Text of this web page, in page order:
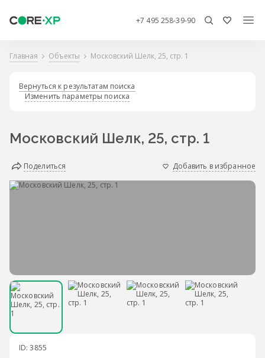
+7 495 258-39-90
Главная Объекты Московский Шелк, 25, стр. 1
Вернуться к результатам поиска
Изменить параметры поиска
Московский Шелк, 25, стр. 1
Поделиться Добавить в избранное
ID: 3855